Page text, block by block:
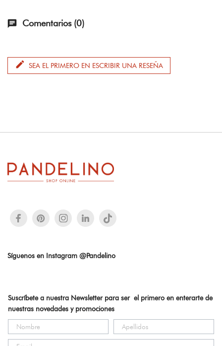
chat Comentarios (0)
edit SEA EL PRIMERO EN ESCRIBIR UNA RESEÑA
Síguenos en Instagram @Pandelino
Suscríbete a nuestra Newsletter para ser el primero en enterarte de
nuestras novedades y promociones